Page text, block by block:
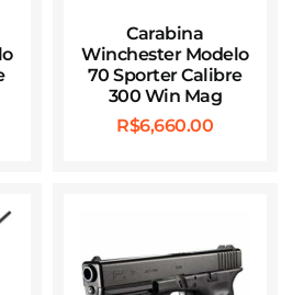
Carabina
Winchester Modelo
70 Sporter Calibre
300 Win Mag
R$6,660.00